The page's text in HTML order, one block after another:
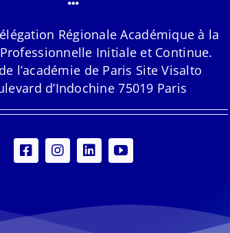
Régionale Académique à la
Initiale et Continue.
l’académie de Paris Site Visalto
d’Indochine 75019 Paris